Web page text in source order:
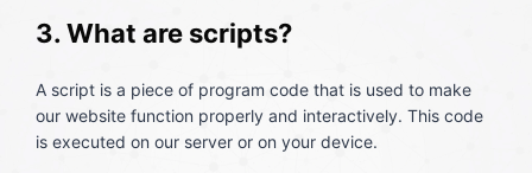
3. What are scripts?
A script is a piece of program code that is used to make
our website function properly and interactively. This code
is executed on our server or on your device.